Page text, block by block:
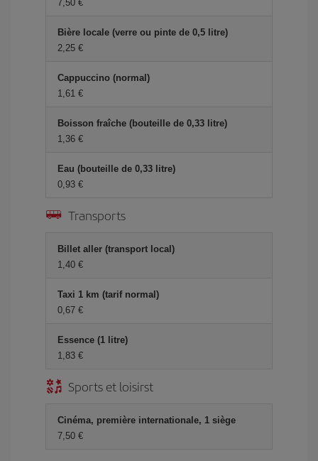
7,50 €
Bière locale (verre ou pinte de 0,5 litre)
2,25 €
Cappuccino (normal)
1,61 €
Boisson fraîche (bouteille de 0,33 litre)
1,36 €
Eau (bouteille de 0,33 litre)
0,93 €
Transports
Billet aller (transport local)
1,40 €
Taxi 1 km (tarif normal)
0,67 €
Essence (1 litre)
1,83 €
Sports et loisirst
Cinéma, première internationale, 1 siège
7,50 €